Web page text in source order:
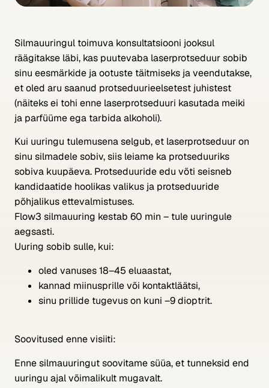
Silmauuringul toimuva konsultatsiooni jooksul
räägitakse läbi, kas puutevaba laserprotseduur sobib
sinu eesmärkide ja ootuste täitmiseks ja veendutakse,
et oled aru saanud protseduurieelsetest juhistest
(näiteks ei tohi enne laserprotseduuri kasutada meiki
ja parfüüme ega tarbida alkoholi).
Kui uuringu tulemusena selgub, et laserprotseduur on
sinu silmadele sobiv, siis leiame ka protseduuriks
sobiva kuupäeva. Protseduuride edu võti seisneb
kandidaatide hoolikas valikus ja protseduuride
põhjalikus ettevalmistuses.
Flow3 silmauuring kestab 60 min – tule uuringule
aegsasti.
Uuring sobib sulle, kui:
oled vanuses 18–45 eluaastat,
kannad miinusprille või kontaktläätsi,
sinu prillide tugevus on kuni –9 dioptrit.
Soovitused enne visiiti:
Enne silmauuringut soovitame süüa, et tunneksid end
uuringu ajal võimalikult mugavalt.